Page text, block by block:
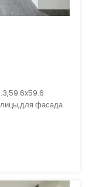
фасада